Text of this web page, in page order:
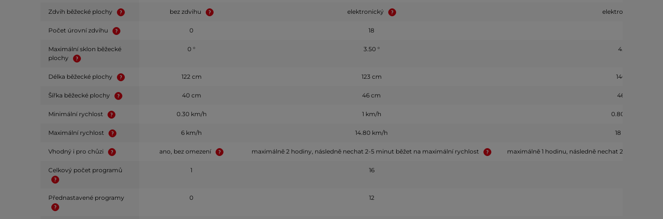
Zdvih běžecké plochy bez zdvihu elektronický elektronický
Počet úrovní zdvihu 0 18
Maximální sklon běžecké
plochy
0 ° 3.50 ° 4.70 °
Délka běžecké plochy 122 cm 123 cm 140 cm
Šířka běžecké plochy 40 cm 46 cm 46 cm
Minimální rychlost 0.30 km/h 1 km/h 0.80 km/h
Maximální rychlost 6 km/h 14.80 km/h 18 km/h
Vhodný i pro chůzi ano, bez omezení maximálně 2 hodiny, následně nechat 2-5 minut běžet na maximální rychlost maximálně 1 hodinu, následně nechat 2-5 minut
Celkový počet programů 1 16
Přednastavené programy 0 12